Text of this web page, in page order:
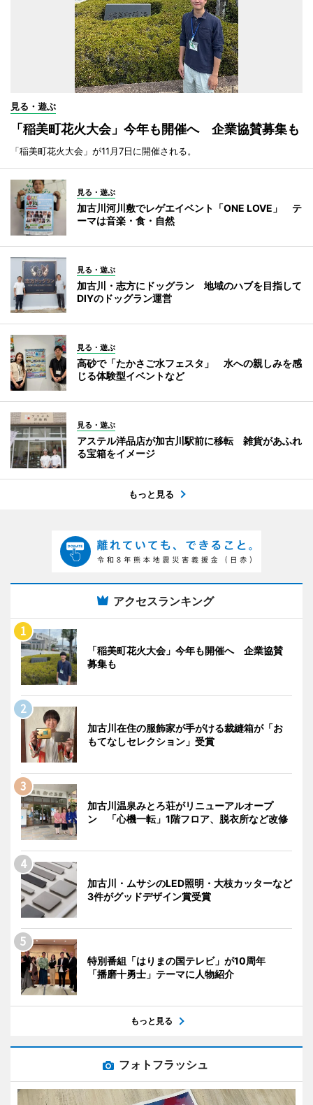
見る・遊ぶ
「稲美町花火大会」今年も開催へ 企業協賛募集も
「稲美町花火大会」が11月7日に開催される。
見る・遊ぶ
加古川河川敷でレゲエイベント「ONE LOVE」 テ
ーマは音楽・食・自然
見る・遊ぶ
加古川・志方にドッグラン 地域のハブを目指して
DIYのドッグラン運営
見る・遊ぶ
高砂で「たかさご水フェスタ」 水への親しみを感
じる体験型イベントなど
見る・遊ぶ
アステル洋品店が加古川駅前に移転 雑貨があふれ
る宝箱をイメージ
もっと見る
アクセスランキング
「稲美町花火大会」今年も開催へ 企業協賛
募集も
加古川在住の服飾家が手がける裁縫箱が「お
もてなしセレクション」受賞
加古川温泉みとろ荘がリニューアルオープ
ン 「心機一転」1階フロア、脱衣所など改修
加古川・ムサシのLED照明・大枝カッターなど
3件がグッドデザイン賞受賞
特別番組「はりまの国テレビ」が10周年
「播磨十勇士」テーマに人物紹介
もっと見る
フォトフラッシュ